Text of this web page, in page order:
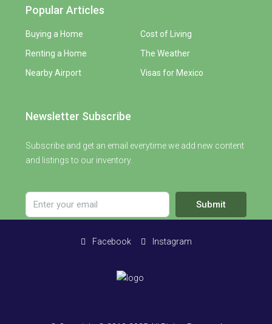
Popular Articles
Buying a Home
Renting a Home
Nearby Airport
Cost of Living
The Weather
Visas for Mexico
Newsletter Subscribe
Subscribe and get an email everytime we add new content
and listings to our inventory.
Submit
Facebook Instagram